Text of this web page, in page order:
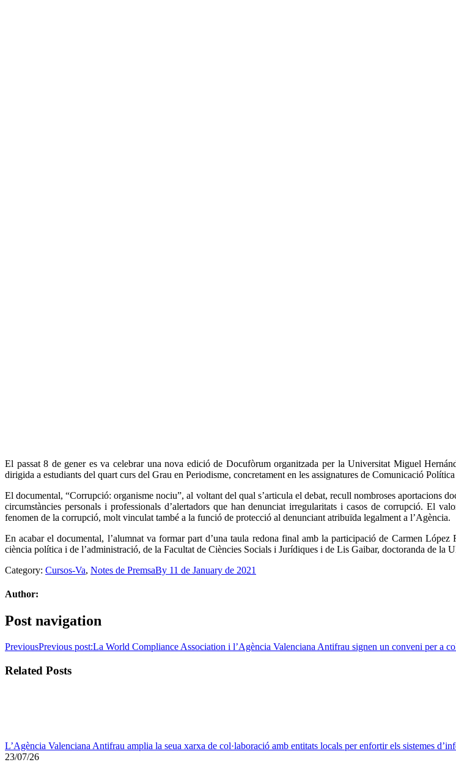
El passat 8 de gener es va celebrar una nova edició de Docufòrum organitzada per la Universitat Miguel
dirigida a estudiants del quart curs del Grau en Periodisme, concretament en les assignatures de Comunicació
El documental, “Corrupció: organisme nociu”, al voltant del qual s’articula el debat, recull nombroses aportacions
circumstàncies personals i professionals d’alertadors que han denunciat irregularitats i casos de corrupció. El
fenomen de la corrupció, molt vinculat també a la funció de protecció al denunciant atribuïda legalment a l’Agència.
En acabar el documental, l’alumnat va formar part d’una taula redona final amb la participació de Carmen
ciència política i de l’administració, de la Facultat de Ciències Socials i Jurídiques i de Lis Gaibar, doctoranda de la
Category: Cursos-Va, Notes de PremsaBy 11 de January de 2021
Author:
Post navigation
PreviousPrevious post:La World Compliance Association i l’Agència Valenciana Antifrau signen un conveni per a
Related Posts
L’Agència Valenciana Antifrau amplia la seua xarxa de col·laboració amb entitats locals per enfortir els sistemes
23/07/26